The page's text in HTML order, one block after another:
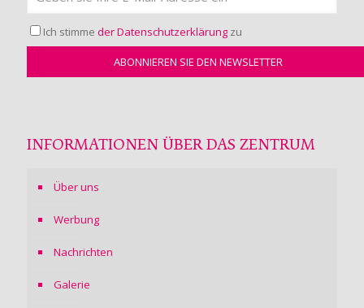
Ich stimme der Datenschutzerklärung zu
INFORMATIONEN ÜBER DAS ZENTRUM
Über uns
Werbung
Nachrichten
Galerie